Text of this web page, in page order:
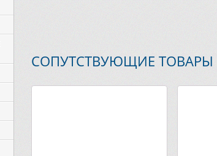
СОПУТСТВУЮЩИЕ ТОВАРЫ